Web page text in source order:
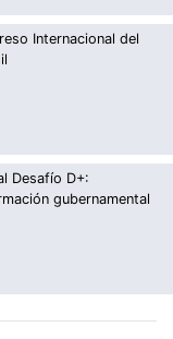
Internacional del
Desafío D+:
gubernamental